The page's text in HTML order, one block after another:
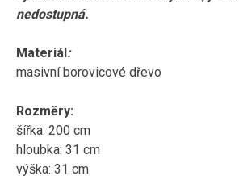
nedostupná.
Materiál:
masivní borovicové dřevo
Rozměry:
šířka: 200 cm
hloubka: 31 cm
výška: 31 cm